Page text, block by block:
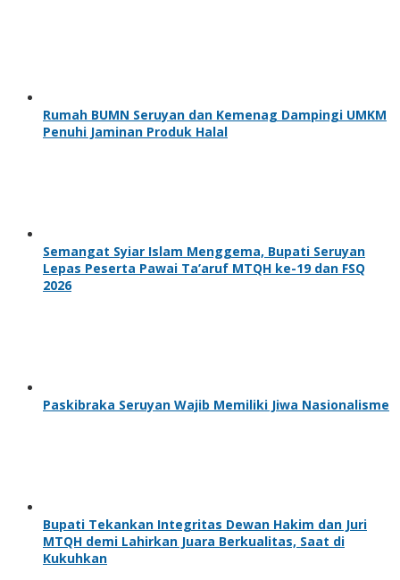
Rumah BUMN Seruyan dan Kemenag Dampingi UMKM
Penuhi Jaminan Produk Halal
Semangat Syiar Islam Menggema, Bupati Seruyan
Lepas Peserta Pawai Ta’aruf MTQH ke-19 dan FSQ
2026
Paskibraka Seruyan Wajib Memiliki Jiwa Nasionalisme
Bupati Tekankan Integritas Dewan Hakim dan Juri
MTQH demi Lahirkan Juara Berkualitas, Saat di
Kukuhkan